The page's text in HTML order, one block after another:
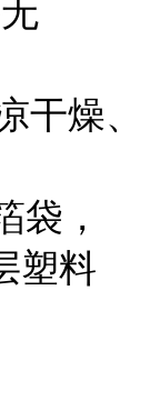
干燥、
袋，
塑料